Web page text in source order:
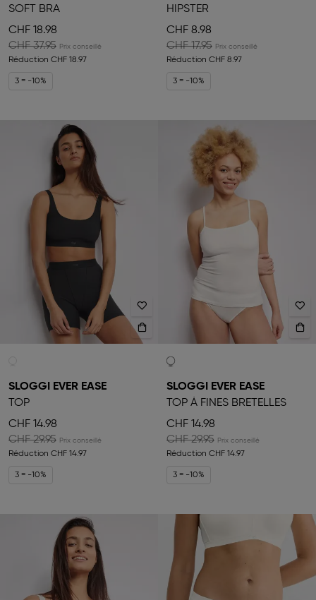
SOFT BRA
CHF 18.98
CHF 37.95
Réduction CHF 18.97
3 = -10%
HIPSTER
CHF 8.98
CHF 17.95
Réduction CHF 8.97
3 = -10%
SLOGGI EVER EASE
TOP
CHF 14.98
CHF 29.95
Réduction CHF 14.97
3 = -10%
SLOGGI EVER EASE
TOP À FINES BRETELLES
CHF 14.98
CHF 29.95
Réduction CHF 14.97
3 = -10%